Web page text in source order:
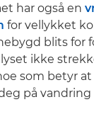
har også en
for vellykket
blits for
ikke
som betyr
på vandring